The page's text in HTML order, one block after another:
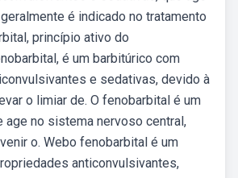
é indicado no tratamento
princípio ativo do
é um barbitúrico com
e sedativas, devido à
o limiar de. O fenobarbital é um
age no sistema nervoso central,
o. Webo fenobarbital é um
anticonvulsivantes,